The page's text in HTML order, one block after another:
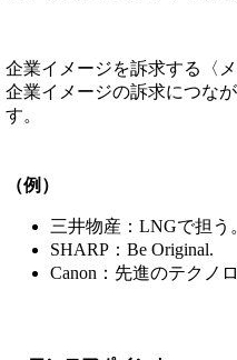
企業イメージを訴求する〈
企業イメージの訴求につな
す。
（例）
三井物産：LNGで担う
SHARP：Be Original.
Canon：先進のテクノ